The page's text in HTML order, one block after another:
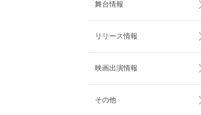
舞台情報
リリース情報
映画出演情報
その他